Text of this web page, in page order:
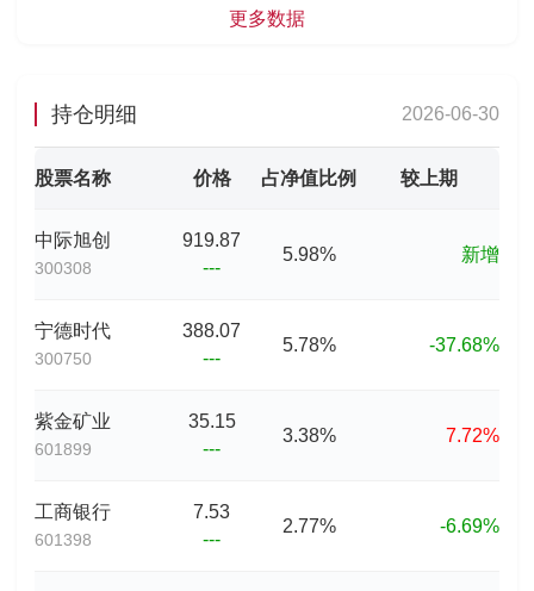
更多数据
持仓明细 2026-06-30
股票名称 价格 占净值比例 较上期
中际旭创
300308
919.87
---
5.98% 新增
宁德时代
300750
388.07
---
5.78% -37.68%
紫金矿业
601899
35.15
---
3.38% 7.72%
工商银行
601398
7.53
---
2.77% -6.69%